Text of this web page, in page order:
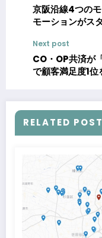
京阪沿線4つの
モーションがス
Next post
CO・OP共済が
で顧客満足度1位
RELATED